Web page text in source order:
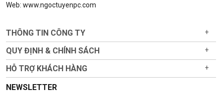
Web: www.ngoctuyenpc.com
THÔNG TIN CÔNG TY +
QUY ĐỊNH & CHÍNH SÁCH +
HỖ TRỢ KHÁCH HÀNG +
NEWSLETTER